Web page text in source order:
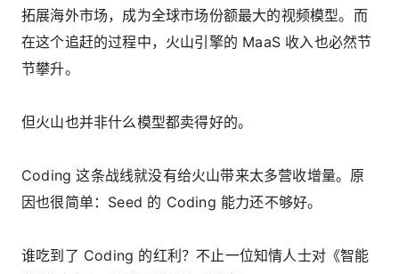
拓展海外市场，成为全球市场份额最大的视频模型。而
在这个追赶的过程中，火山引擎的 MaaS 收入也必然节
节攀升。
但火山也并非什么模型都卖得好的。
Coding 这条战线就没有给火山带来太多营收增量。原
因也很简单：Seed 的 Coding 能力还不够好。
谁吃到了 Coding 的红利？不止一位知情人士对《智能